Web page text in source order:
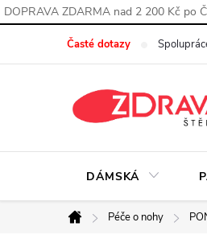
DOPRAVA ZDARMA nad 2 200 Kč po
Časté dotazy
DÁMSKÁ
Domů
Péče o nohy